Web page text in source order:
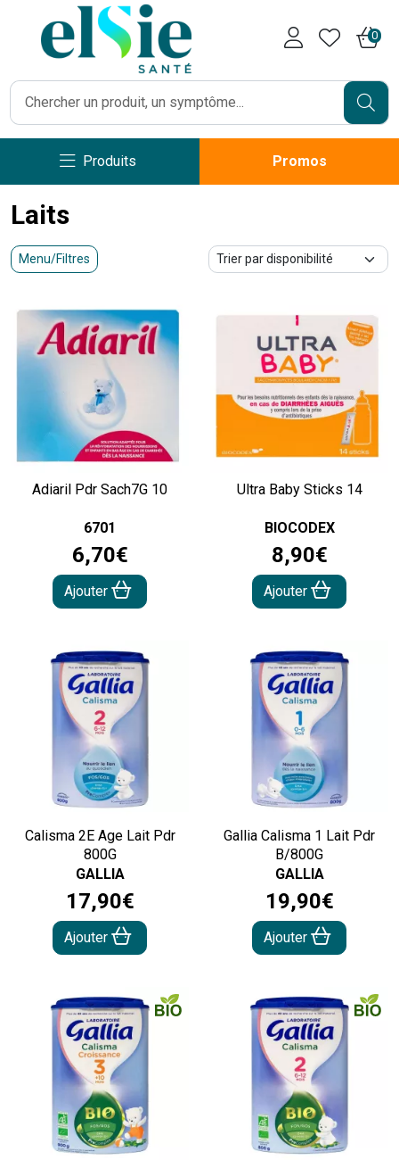
0
Produits Promos
Laits
Menu/Filtres
Adiaril Pdr Sach7G 10
6701
6,70€
Ajouter
Ultra Baby Sticks 14
BIOCODEX
8,90€
Ajouter
Calisma 2E Age Lait Pdr
800G
GALLIA
17,90€
Ajouter
Gallia Calisma 1 Lait Pdr
B/800G
GALLIA
19,90€
Ajouter